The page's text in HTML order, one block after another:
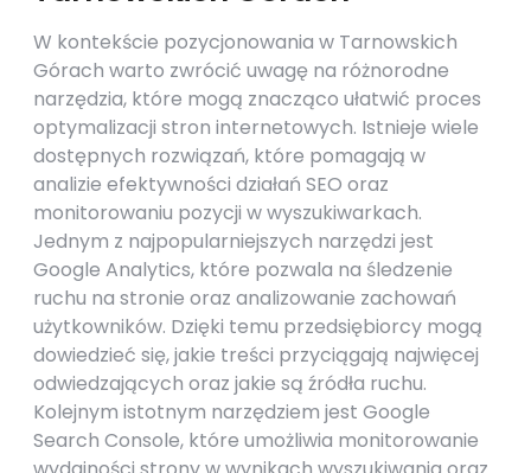
W kontekście pozycjonowania w Tarnowskich
Górach warto zwrócić uwagę na różnorodne
narzędzia, które mogą znacząco ułatwić proces
optymalizacji stron internetowych. Istnieje wiele
dostępnych rozwiązań, które pomagają w
analizie efektywności działań SEO oraz
monitorowaniu pozycji w wyszukiwarkach.
Jednym z najpopularniejszych narzędzi jest
Google Analytics, które pozwala na śledzenie
ruchu na stronie oraz analizowanie zachowań
użytkowników. Dzięki temu przedsiębiorcy mogą
dowiedzieć się, jakie treści przyciągają najwięcej
odwiedzających oraz jakie są źródła ruchu.
Kolejnym istotnym narzędziem jest Google
Search Console, które umożliwia monitorowanie